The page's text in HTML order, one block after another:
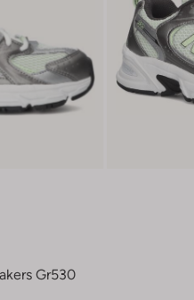
Gr530